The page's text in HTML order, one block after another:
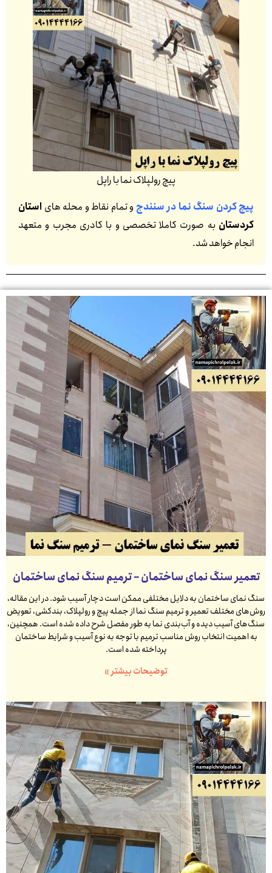
پیچ رولپلاک نما با راپل
پیچ کردن سنگ نما در سنندج و تمام نقاط و محله های استان
کردستان به صورت کاملا تخصصی و با کادری مجرب و متعهد
انجام خواهد شد.
تعمیر سنگ نمای ساختمان – ترمیم سنگ نمای ساختمان
سنگ نمای ساختمان به دلایل مختلفی ممکن است دچار آسیب شود. در این مقاله،
روش‌های مختلف تعمیر و ترمیم سنگ نما از جمله پیچ و رولپلاک، بندکشی، تعویض
سنگ‌های آسیب دیده و آب‌بندی نما به طور مفصل شرح داده شده است. همچنین،
به اهمیت انتخاب روش مناسب ترمیم با توجه به نوع آسیب و شرایط ساختمان
پرداخته شده است.
توضیحات بیشتر »